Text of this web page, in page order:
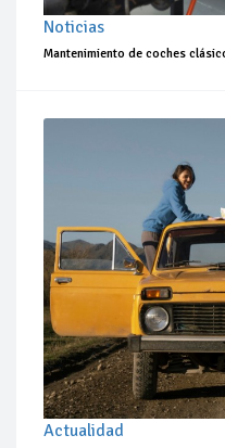
Noticias
Mantenimiento de coches
Actualidad